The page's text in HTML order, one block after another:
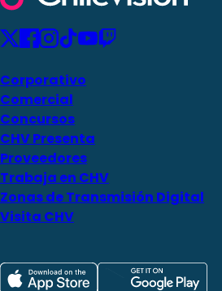
Corporativo
Comercial
Concursos
CHV Presenta
Proveedores
Trabaja en CHV
Zonas de Transmisión Digital
Visita CHV